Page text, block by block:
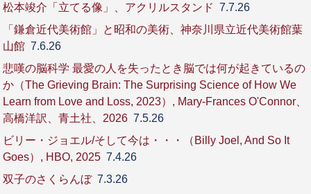
松本竣介「立てる像」、アクリルスタンド 7.7.26
「鎌倉近代美術館」と昭和の美術、神奈川県立近代美術館葉
山館 7.6.26
悲嘆の脳科学 最愛の人を失ったとき脳では何が起きているの
か（The Grieving Brain: The Surprising Science of How We
Learn from Love and Loss, 2023）, Mary-Frances O'Connor、
高橋洋訳、青土社、2026 7.5.26
ビリー・ジョエル/そして今は・・・（Billy Joel, And So It
Goes）, HBO, 2025 7.4.26
双子のさくらんぼ7.3.26